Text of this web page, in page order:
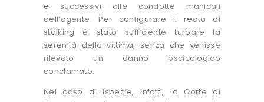
e successivi alle condotte manicali
dell’agente. Per configurare il reato di
stalking è stato sufficiente turbare la
serenità della vittima, senza che venisse
rilevato un danno pscicologico
conclamato.
Nel caso di ispecie, infatti, la Corte di